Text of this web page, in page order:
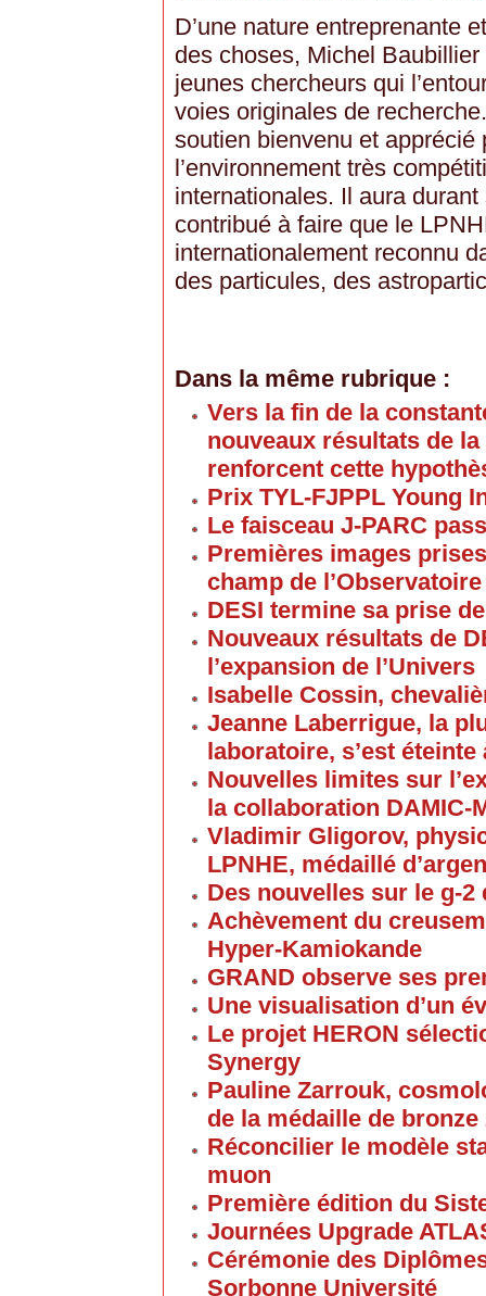
D’une nature entreprenante
des choses, Michel
jeunes chercheurs qui
voies originales de
soutien bienvenu et apprécié
l’environnement très
internationales. Il aura
contribué à faire que le
internationalement reconnu
des particules, des
Dans la même rubrique :
Vers la fin de la
nouveaux résultats de
renforcent cette
Prix TYL-FJPPL Young
Le faisceau J-PARC
Premières images
champ de
DESI termine sa prise
Nouveaux résultats de
l’expansion de l’Univers
Isabelle Cossin,
Jeanne Laberrigue, la
laboratoire, s’est éteinte
Nouvelles limites sur
la collaboration DAMIC-
Vladimir Gligorov,
LPNHE, médaillé
Des nouvelles sur le g-2
Achèvement du
Hyper-Kamiokande
GRAND observe ses
Une visualisation d’un
Le projet HERON
Synergy
Pauline Zarrouk,
de la médaille de bronze
Réconcilier le modèle
muon
Première édition du
Journées Upgrade
Cérémonie des
Sorbonne Université